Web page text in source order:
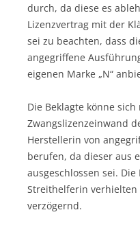
durch, da diese es
Lizenzvertrag mit der
sei zu beachten, dass
angegriffene
eigenen Marke „N“
Die Beklagte könne
Zwangslizenzeinwand
Herstellerin von
berufen, da dieser aus
ausgeschlossen sei.
Streithelferin
verzögernd.